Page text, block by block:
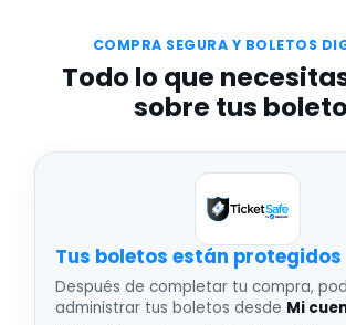
COMPRA SEGURA Y BOLETOS
Todo lo que
sobre tus
Tus boletos están protegidos
Después de completar tu compra,
administrar tus boletos desde Mi